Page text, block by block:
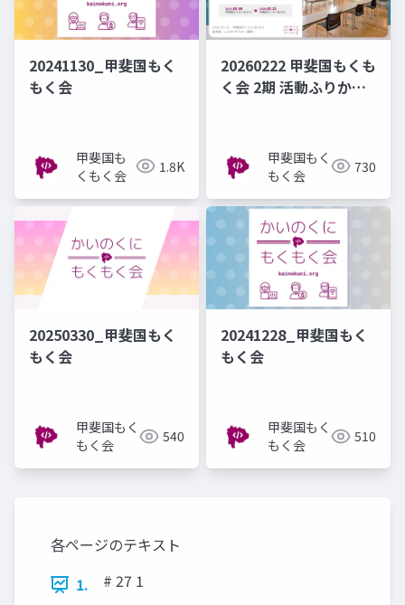
20241130_甲斐国もく
もく会
甲斐国も
くもく会
1.8K
20260222 甲斐国もくも
く会 2期 活動ふりかえ
甲斐国もく
もく会
730
20250330_甲斐国もく
もく会
甲斐国もく
もく会
540
20241228_甲斐国もく
もく会
甲斐国もく
もく会
510
各ページのテキスト
1.
# 27 1